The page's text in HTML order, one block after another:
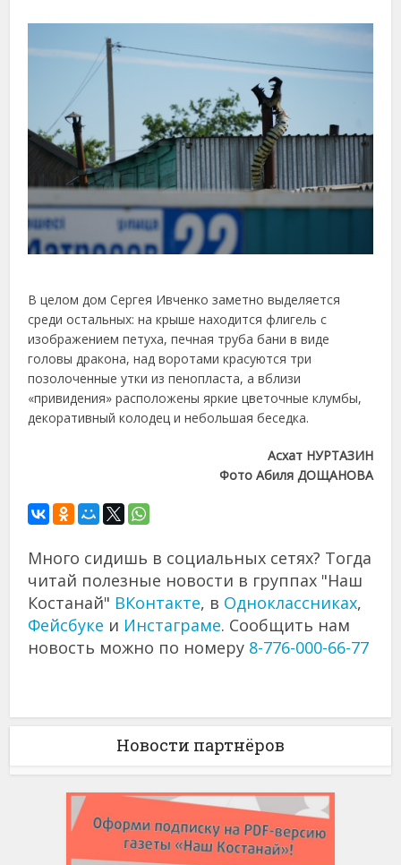
В целом дом Сергея Ивченко заметно выделяется
среди остальных: на крыше находится флигель с
изображением петуха, печная труба бани в виде
головы дракона, над воротами красуются три
позолоченные утки из пенопласта, а вблизи
«привидения» расположены яркие цветочные клумбы,
декоративный колодец и небольшая беседка.
Асхат НУРТАЗИН
Фото Абиля ДОЩАНОВА
Много сидишь в социальных сетях? Тогда
читай полезные новости в группах "Наш
Костанай" ВКонтакте, в Одноклассниках,
Фейсбуке и Инстаграме. Сообщить нам
новость можно по номеру 8-776-000-66-77
Новости партнёров